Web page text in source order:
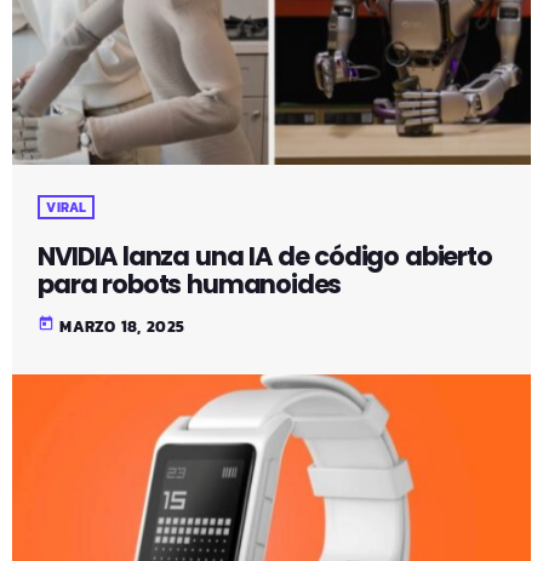
VIRAL
NVIDIA lanza una IA de código abierto
para robots humanoides
today MARZO 18, 2025